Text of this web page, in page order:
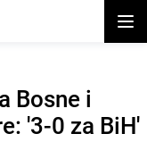
Bosne i
'3-0 za BiH'